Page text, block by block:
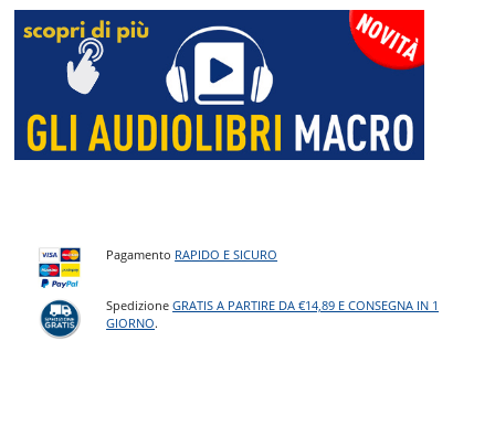
Pagamento RAPIDO E SICURO
SpedizioneGRATIS A PARTIRE DA €14,89 E CONSEGNA IN 1
GIORNO.